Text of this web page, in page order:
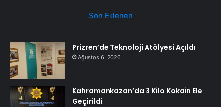
Son Eklenen
Prizren’de Teknoloji Atölyesi Açıldı
Ağustos 6, 2026
Kahramankazan’da 3 Kilo Kokain Ele
Geçirildi